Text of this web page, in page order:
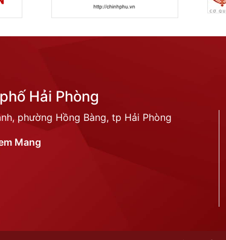
Hải Phòng
phường Hồng Bàng, tp Hải Phòng